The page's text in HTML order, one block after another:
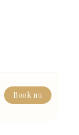
Book nu